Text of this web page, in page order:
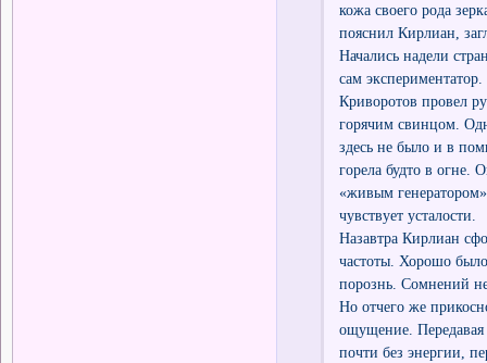
кожа своего рода
пояснил Кирлиан,
Начались надели
сам экспериментатор.
Криворотов провел
горячим свинцом.
здесь не было и в
горела будто в огне.
«живым
чувствует усталости.
Назавтра Кирлиан
частоты. Хорошо
порознь. Сомнений
Но отчего же
ощущение.
почти без энергии,